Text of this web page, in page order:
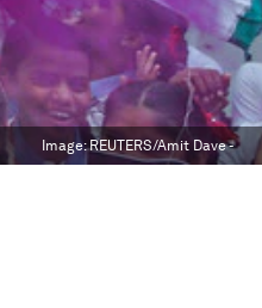
Image:REUTERS/Amit Dave -